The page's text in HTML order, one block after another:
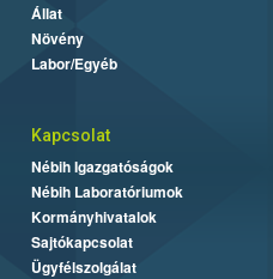
Állat
Növény
Labor/Egyéb
Kapcsolat
Nébih Igazgatóságok
Nébih Laboratóriumok
Kormányhivatalok
Sajtókapcsolat
Ügyfélszolgálat